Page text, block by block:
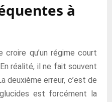
à
croire qu’un régime court
réalité, il ne fait souvent
deuxième erreur, c’est de
est forcément la